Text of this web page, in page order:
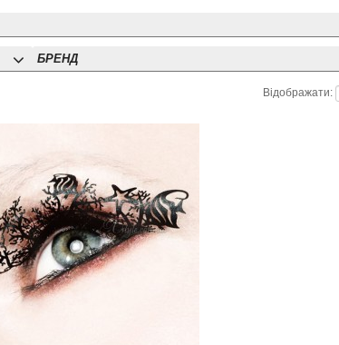
БРЕНД
Відображати: